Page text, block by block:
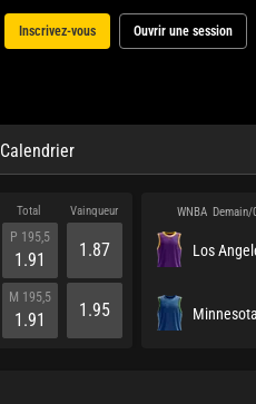
Inscrivez-vous Ouvrir une session
Calendrier
Total Vainqueur
P 195,5
1.91
M 195,5
1.91
1.87
1.95
WNBA Demain/